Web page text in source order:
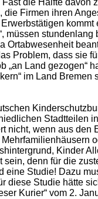
die Hälfte davon
die Firmen ihren
müssen
Problem, dass sie
Land
im Land
Stadtteilen
nicht, wenn aus
Kinder
denn für die
eine Studie! Dazu
diese Studie hätte
Kurier“ vom 2.